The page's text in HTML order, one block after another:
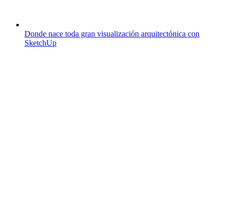
Donde nace toda gran visualización arquitectónica con
SketchUp